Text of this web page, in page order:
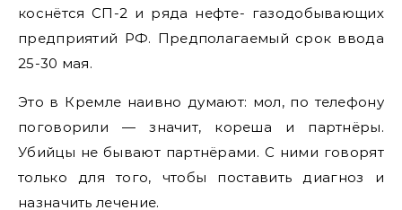
коснётся СП-2 и ряда нефте- газодобывающих
предприятий РФ. Предполагаемый срок ввода
25-30 мая.
Это в Кремле наивно думают: мол, по телефону
поговорили — значит, кореша и партнёры.
Убийцы не бывают партнёрами. С ними говорят
только для того, чтобы поставить диагноз и
назначить лечение.